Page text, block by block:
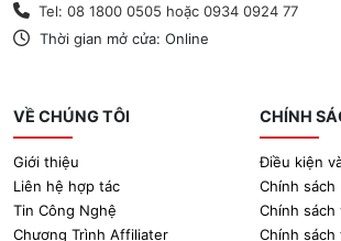
Tel: 08 1800 0505 hoặc 0934 0924 77
Thời gian mở cửa: Online
VỀ CHÚNG TÔI
Giới thiệu
Liên hệ hợp tác
Tin Công Nghệ
Chương Trình Affiliater
CHÍNH
Điều kiện
Chính sách
Chính sách
Chính sách